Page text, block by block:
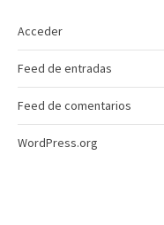
Acceder
Feed de entradas
Feed de comentarios
WordPress.org